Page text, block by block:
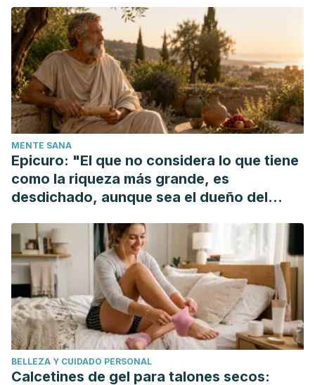
plant. InSeminars in integrative medicine
129-131). WB Saunders.
MENTE SANA
Epicuro: "El que no considera lo que tiene
como la riqueza más grande, es
desdichado, aunque sea el dueño del
BELLEZA Y CUIDADO PERSONAL
Calcetines de gel para talones secos: